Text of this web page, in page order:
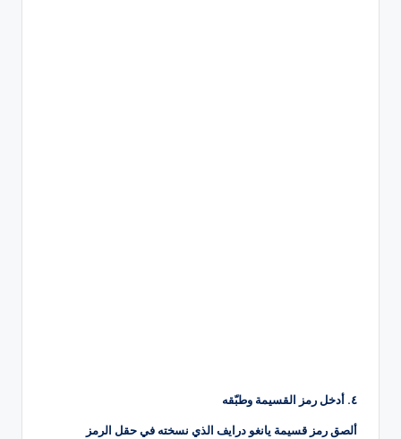
٤. أدخل رمز القسيمة وطبّقه
ألصق رمز قسيمة يانغو درايف الذي نسخته في حقل الرمز